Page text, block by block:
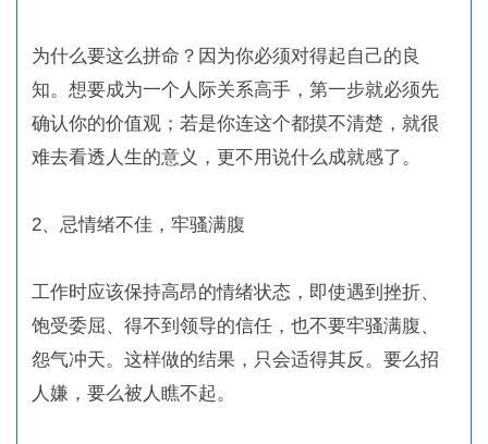
为什么要这么拼命？因为你必须对得起自己的良
知。想要成为一个人际关系高手，第一步就必须先
确认你的价值观；若是你连这个都摸不清楚，就很
难去看透人生的意义，更不用说什么成就感了。
2、忌情绪不佳，牢骚满腹
工作时应该保持高昂的情绪状态，即使遇到挫折、
饱受委屈、得不到领导的信任，也不要牢骚满腹、
怨气冲天。这样做的结果，只会适得其反。要么招
人嫌，要么被人瞧不起。